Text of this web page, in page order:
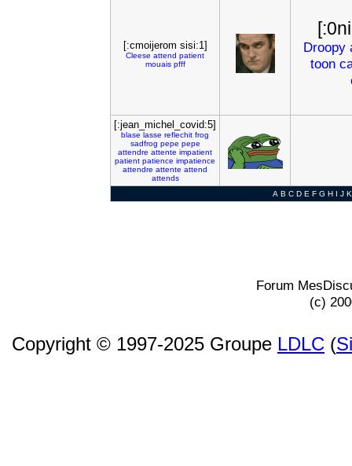
[:cmoijerom sisi:1]
Cleese attend patient
mouais pfff
Droopy
toon
[:jean_michel_covid:5]
blase lasse reflechit frog
sadfrog pepe pepe
attendre attente impatient
patient patience impatience
attendre attente attend
attends
A B C D E F G H I J K
Forum
(c)
Copyright © 1997-2025 Groupe LDLC (